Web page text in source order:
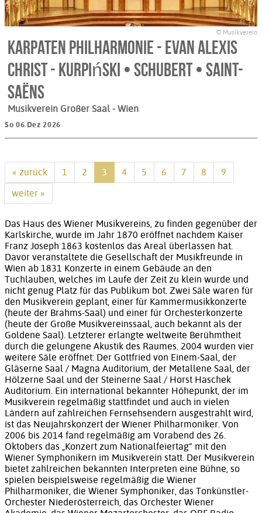
© Musikverein
Karpaten Philharmonie - Evan Alexis
Christ - Kurpiński • Schubert • Saint-
Saëns
Musikverein Großer Saal - Wien
So 06.Dez 2026
« zurück 1 2 3 4 5 6 7 8
9
weiter »
Das Haus des Wiener Musikvereins, zu finden gegenüber der
Karlskirche, wurde im Jahr 1870 eröffnet nachdem Kaiser
Franz Joseph 1863 kostenlos das Areal überlassen hat.
Davor veranstaltete die Gesellschaft der Musikfreunde in
Wien ab 1831 Konzerte in einem Gebäude an den
Tuchlauben, welches im Laufe der Zeit zu klein wurde und
nicht genug Platz für das Publikum bot. Zwei Säle waren für
den Musikverein geplant, einer für Kammermusikkonzerte
(heute der Brahms-Saal) und einer für Orchesterkonzerte
(heute der Große Musikvereinssaal, auch bekannt als der
Goldene Saal). Letzterer erlangte weltweite Berühmtheit
durch die gelungene Akustik des Raumes. 2004 wurden vier
weitere Säle eröffnet: Der Gottfried von Einem-Saal, der
Gläserne Saal / Magna Auditorium, der Metallene Saal, der
Hölzerne Saal und der Steinerne Saal / Horst Haschek
Auditorium. Ein international bekannter Höhepunkt, der im
Musikverein regelmäßig stattfindet und auch in vielen
Ländern auf zahlreichen Fernsehsendern ausgestrahlt wird,
ist das Neujahrskonzert der Wiener Philharmoniker. Von
2006 bis 2014 fand regelmäßig am Vorabend des 26.
Oktobers das „Konzert zum Nationalfeiertag“ mit den
Wiener Symphonikern im Musikverein statt. Der Musikverein
bietet zahlreichen bekannten Interpreten eine Bühne, so
spielen beispielsweise regelmäßig die Wiener
Philharmoniker, die Wiener Symphoniker, das Tonkünstler-
Orchester Niederösterreich, das Orchester Wiener